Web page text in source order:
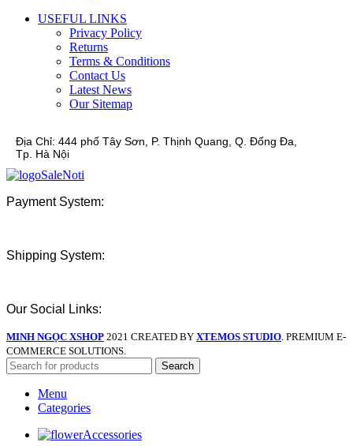
USEFUL LINKS
Privacy Policy
Returns
Terms & Conditions
Contact Us
Latest News
Our Sitemap
Địa Chỉ: 444 phố Tây Sơn, P. Thịnh Quang, Q. Đống Đa,
Tp. Hà Nội
Payment System:
Shipping System:
Our Social Links:
MINH NGỌC XSHOP 2021 CREATED BY XTEMOS STUDIO. PREMIUM E-
COMMERCE SOLUTIONS.
Search
Menu
Categories
Accessories